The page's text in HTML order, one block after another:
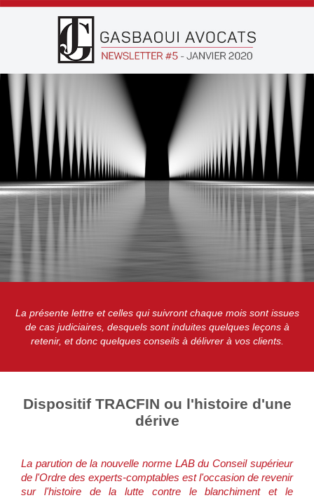
La présente lettre et celles qui suivront chaque mois sont issues
de cas judiciaires, desquels sont induites quelques leçons à
retenir, et donc quelques conseils à délivrer à vos clients.
Dispositif TRACFIN ou l'histoire d'une
dérive
La parution de la nouvelle norme LAB du Conseil supérieur
de l'Ordre des experts-comptables est l'occasion de revenir
sur l'histoire de la lutte contre le blanchiment et le